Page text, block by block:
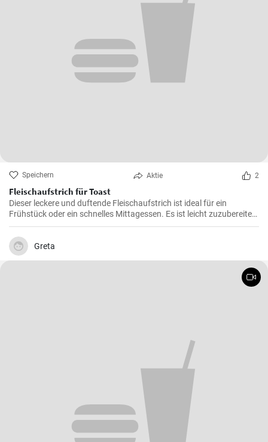
Speichern Aktie 2
Fleischaufstrich für Toast
Dieser leckere und duftende Fleischaufstrich ist ideal für ein
Frühstück oder ein schnelles Mittagessen. Es ist leicht zuzubereiten
und wird sicherlich alle Fleischliebhaber erfreuen.
Greta